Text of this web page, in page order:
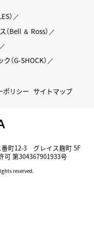
）
（Bell ＆ Ross）
（G-SHOCK）
ポリシー サイトマップ
町12-3 グレイス麹町 5F
可 第304367901933号
reserved.